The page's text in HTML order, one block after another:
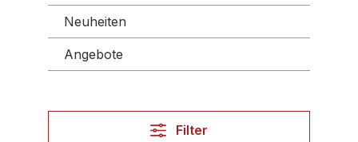
Neuheiten
Angebote
Filter